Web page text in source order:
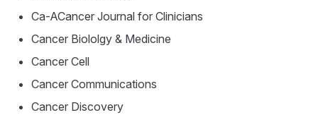
Ca-ACancer Journal for Clinicians
Cancer Biololgy & Medicine
Cancer Cell
Cancer Communications
Cancer Discovery